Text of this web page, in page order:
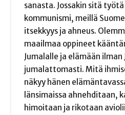
sanasta. Jossakin sitä
kommunismi, meillä
itsekkyys ja ahneus.
maailmaa oppineet
Jumalalle ja elämään ilman
jumalattomasti. Mitä
näkyy hänen
länsimaissa ahnehditaan,
himoitaan ja rikotaan